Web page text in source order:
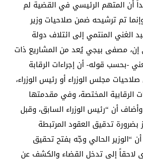
أن المتهم الرئيسي في القضية لم
تم ترشيحه ضمن صلاحيات وزير
الغني المنتمي إلى ائتلاف دولة
إن، مصفى بيجي يُعد من المشاريع ذات
-بحسب قوله- أن إجراءات الرقابة
مجلس الوزراء أو رئيس الوزراء،
الرقابية المختصة، وفي مقدمتها
أن “رئيس الوزراء السابق، وقبل
بضرورة تدقيق العقود المرتبطة
“الوزير الحالي وجّه بفتح تحقيق
لاحقاً إلى تدخل القضاء والكشف عن